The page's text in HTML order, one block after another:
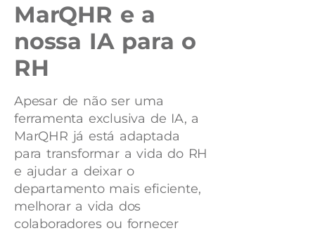
MarQHR e a
nossa IA para o
RH
Apesar de não ser uma
ferramenta exclusiva de IA, a
MarQHR já está adaptada
para transformar a vida do RH
e ajudar a deixar o
departamento mais eficiente,
melhorar a vida dos
colaboradores ou fornecer